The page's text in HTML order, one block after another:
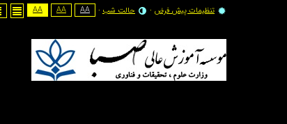
تنظیمات پیش فرض حالت شب AA
AA
AA